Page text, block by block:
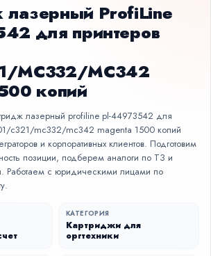
ProfiLine
для принтеров
MC332/MC342
копий
лазерный profiline pl-44973542 для
c321/mc332/mc342 magenta 1500 копий
и корпоративных клиентов. Подготовим
позиции, подберем аналоги по ТЗ и
Работаем с юридическими лицами по
КАТЕГОРИЯ
Картриджи для
оргтехники